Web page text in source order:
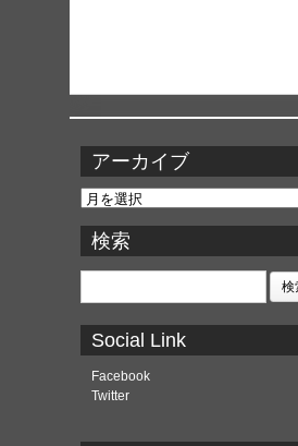
アーカイブ
ア
カ
イ
ブ
検索
検
Social Link
Facebook
Twitter